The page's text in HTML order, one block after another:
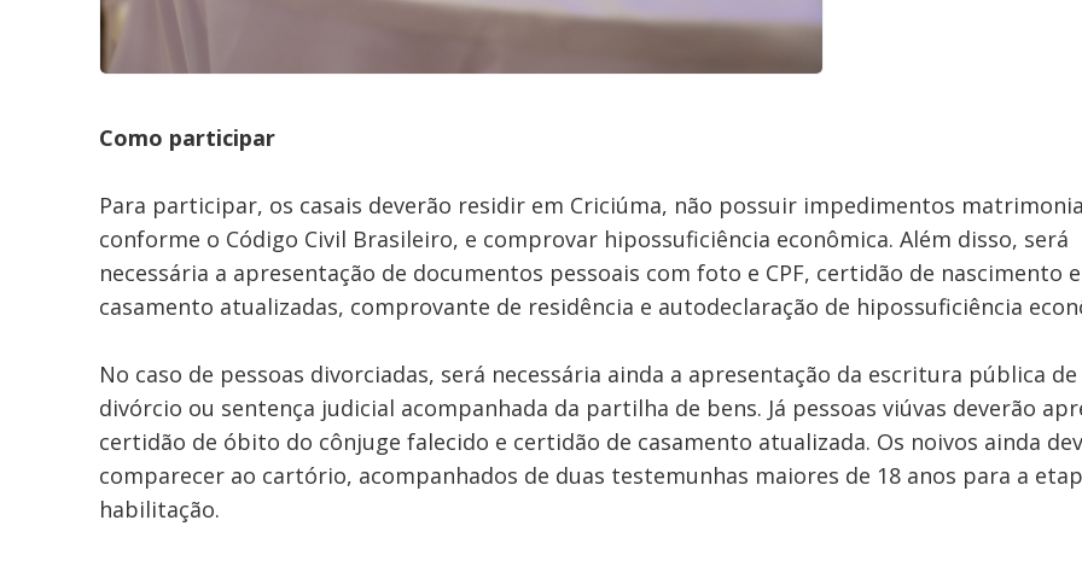
Como participar
Para participar, os casais deverão residir em Criciúma, não possuir impedimentos
conforme o Código Civil Brasileiro, e comprovar hipossuficiência econômica. Além disso, será
necessária a apresentação de documentos pessoais com foto e CPF, certidão de nascimento e
casamento atualizadas, comprovante de residência e autodeclaração de hipossuficiência
No caso de pessoas divorciadas, será necessária ainda a apresentação da escritura pública de
divórcio ou sentença judicial acompanhada da partilha de bens. Já pessoas viúvas deverão
certidão de óbito do cônjuge falecido e certidão de casamento atualizada. Os noivos ainda
comparecer ao cartório, acompanhados de duas testemunhas maiores de 18 anos para a
habilitação.